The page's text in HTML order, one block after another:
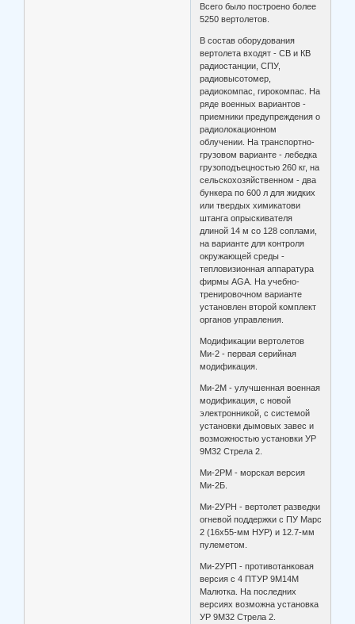
Всего было построено более
5250 вертолетов.
В состав оборудования
вертолета входят - СВ и КВ
радиостанции, СПУ,
радиовысотомер,
радиокомпас, гирокомпас. На
ряде военных вариантов -
приемники предупреждения о
радиолокационном
облучении. На транспортно-
грузовом варианте - лебедка
грузоподъецностью 260 кг, на
сельскохозяйственном - два
бункера по 600 л для жидких
или твердых химикатови
штанга опрыскивателя
длиной 14 м со 128 соплами,
на варианте для контроля
окружающей среды -
тепловизионная аппаратура
фирмы AGA. На учебно-
тренировочном варианте
установлен второй комплект
органов управления.
Модификации вертолетов
Ми-2 - первая серийная
модификация.
Ми-2М - улучшенная военная
модификация, с новой
электронникой, с системой
установки дымовых завес и
возможностью установки УР
9М32 Стрела 2.
Ми-2РМ - морская версия
Ми-2Б.
Ми-2УРН - вертолет разведки
огневой поддержки с ПУ Марс
2 (16х55-мм НУР) и 12.7-мм
пулеметом.
Ми-2УРП - противотанковая
версия с 4 ПТУР 9М14М
Малютка. На последних
версиях возможна установка
УР 9М32 Стрела 2.